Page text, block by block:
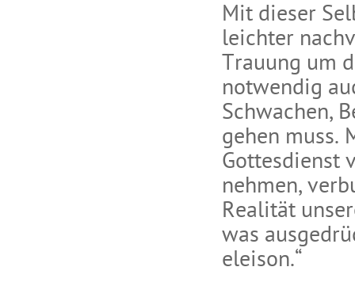
Mit dieser
leichter
Trauung um
notwendig
Schwachen,
gehen muss.
Gottesdienst
nehmen,
Realität
was
eleison.“